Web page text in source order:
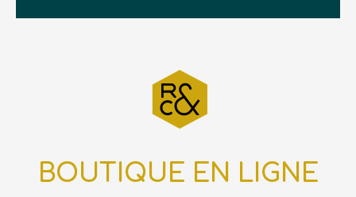
BOUTIQUE EN LIGNE